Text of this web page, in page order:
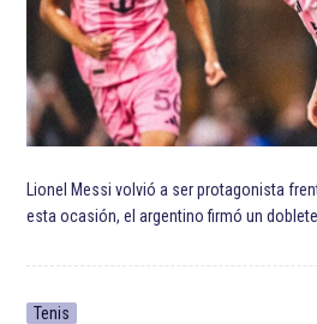
Lionel Messi volvió a ser protagonista
esta ocasión, el argentino firmó un doblete
Tenis